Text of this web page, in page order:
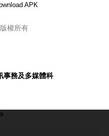
APK
權所有
事務及多媒體科